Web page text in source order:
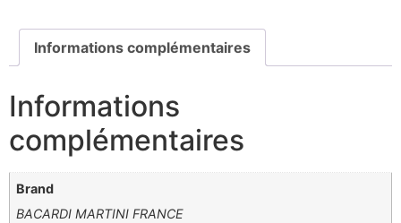
Informations complémentaires
Informations
complémentaires
Brand
BACARDI MARTINI FRANCE